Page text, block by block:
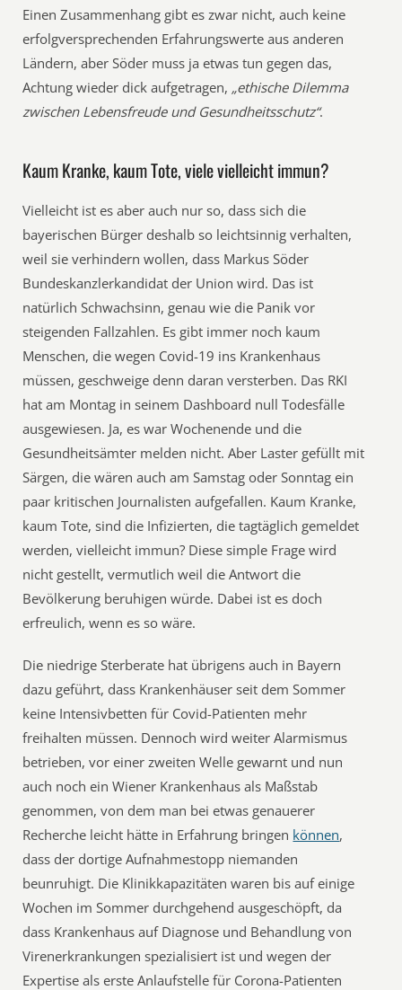
Einen Zusammenhang gibt es zwar nicht, auch keine
erfolgversprechenden Erfahrungswerte aus anderen
Ländern, aber Söder muss ja etwas tun gegen das,
Achtung wieder dick aufgetragen, „ethische Dilemma
zwischen Lebensfreude und Gesundheitsschutz“.
Kaum Kranke, kaum Tote, viele vielleicht immun?
Vielleicht ist es aber auch nur so, dass sich die
bayerischen Bürger deshalb so leichtsinnig verhalten,
weil sie verhindern wollen, dass Markus Söder
Bundeskanzlerkandidat der Union wird. Das ist
natürlich Schwachsinn, genau wie die Panik vor
steigenden Fallzahlen. Es gibt immer noch kaum
Menschen, die wegen Covid-19 ins Krankenhaus
müssen, geschweige denn daran versterben. Das RKI
hat am Montag in seinem Dashboard null Todesfälle
ausgewiesen. Ja, es war Wochenende und die
Gesundheitsämter melden nicht. Aber Laster gefüllt mit
Särgen, die wären auch am Samstag oder Sonntag ein
paar kritischen Journalisten aufgefallen. Kaum Kranke,
kaum Tote, sind die Infizierten, die tagtäglich gemeldet
werden, vielleicht immun? Diese simple Frage wird
nicht gestellt, vermutlich weil die Antwort die
Bevölkerung beruhigen würde. Dabei ist es doch
erfreulich, wenn es so wäre.
Die niedrige Sterberate hat übrigens auch in Bayern
dazu geführt, dass Krankenhäuser seit dem Sommer
keine Intensivbetten für Covid-Patienten mehr
freihalten müssen. Dennoch wird weiter Alarmismus
betrieben, vor einer zweiten Welle gewarnt und nun
auch noch ein Wiener Krankenhaus als Maßstab
genommen, von dem man bei etwas genauerer
Recherche leicht hätte in Erfahrung bringen können,
dass der dortige Aufnahmestopp niemanden
beunruhigt. Die Klinikkapazitäten waren bis auf einige
Wochen im Sommer durchgehend ausgeschöpft, da
dass Krankenhaus auf Diagnose und Behandlung von
Virenerkrankungen spezialisiert ist und wegen der
Expertise als erste Anlaufstelle für Corona-Patienten